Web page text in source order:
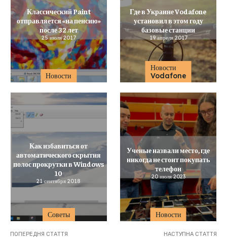
Новости
Классический Paint
отправляется «на пенсию»
после 32 лет
25 июля 2017
Новости
Vodafone
Где в Украине Vodafone
установил в этом году
базовые станции
19 апреля 2017
Советы
Как избавиться от
автоматического скрытия
полос прокрутки в Windows
10
21 сентября 2018
Новости
Ученые назвали место, где
никогда не стоит покупать
телефон
20 июля 2023
ПОПЕРЕДНЯ СТАТТЯ НАСТУПНА СТАТТЯ